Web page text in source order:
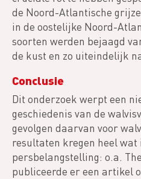
de Noord-Atlantische
in de oostelijke Noord-
soorten werden bejaagd
de kust en zo uiteindelijk
Conclusie
Dit onderzoek werpt een
geschiedenis van de
gevolgen daarvan voor
resultaten kregen heel
persbelangstelling: o.a.
publiceerde er een artikel